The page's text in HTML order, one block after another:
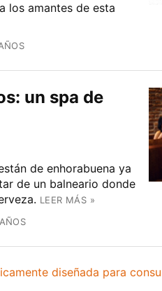
los amantes de esta
un spa de
de enhorabuena ya
de un balneario donde
LEER MÁS »